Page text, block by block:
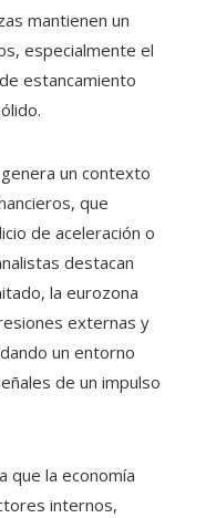
mantienen un
especialmente el
estancamiento
un contexto
que
de aceleración o
destacan
la eurozona
externas y
un entorno
de un impulso
que la economía
internos,